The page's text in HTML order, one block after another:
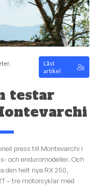
,
Låst
artikel
testar
press till Montevarchi i
och enduromodeller. Och
den helt nya RX 250,
– tre motorcyklar med